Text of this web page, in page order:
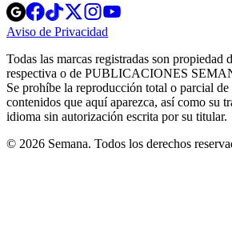
Opens
in
new
Opens
in
new
Opens
in
new
window
Opens
new
windowwindow
Aviso de Privacidad
new
window
Todas las marcas registradas son propiedad
respectiva o de PUBLICACIONES
Se prohíbe la reproducción total o parcial
contenidos que aquí aparezca, así como su
idioma sin autorización escrita por su titular.
© 2026 Semana. Todos los derechos